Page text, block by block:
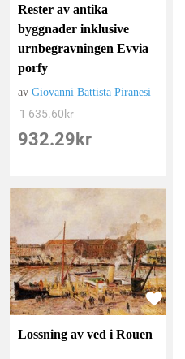
Rester av antika
byggnader inklusive
urnbegravningen Evvia
porfy
avGiovanni Battista Piranesi
1 635.60kr
932.29 kr
Lossning av ved i Rouen